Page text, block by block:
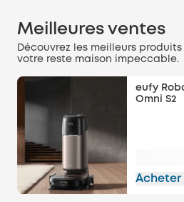
Meilleures ventes
Découvrez les meilleurs
votre reste maison impeccable.
eufy
Omni S2
Acheter